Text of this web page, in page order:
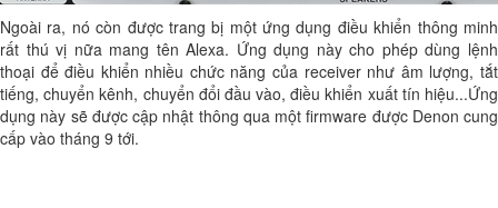
Ngoài ra, nó còn được trang bị một ứng dụng điều khiển thông minh
rất thú vị nữa mang tên Alexa. Ứng dụng này cho phép dùng lệnh
thoại để điều khiển nhiều chức năng của receiver như âm lượng, tắt
tiếng, chuyển kênh, chuyển đổi đầu vào, điều khiển xuất tín hiệu...Ứng
dụng này sẽ được cập nhật thông qua một firmware được Denon cung
cấp vào tháng 9 tới.